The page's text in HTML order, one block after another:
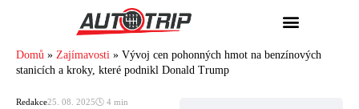
Domů » Zajímavosti » Vývoj cen pohonných hmot na benzínových
stanicích a kroky, které podnikl Donald Trump
Redakce25. 08. 2025🕓 4 min